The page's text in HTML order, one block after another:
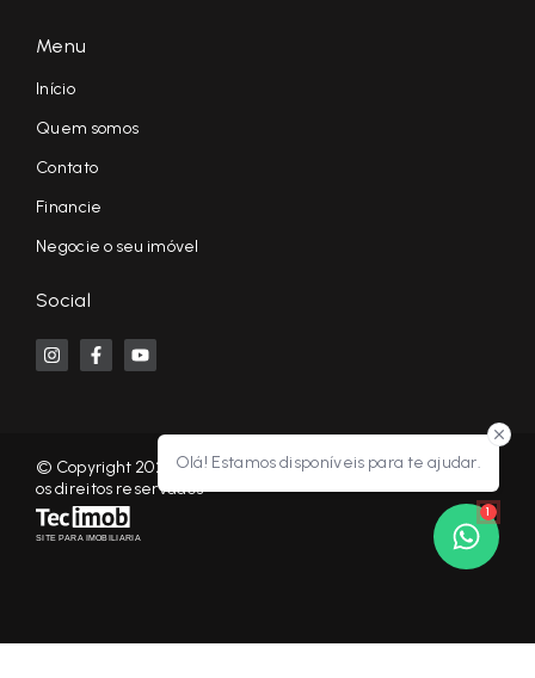
Olá! Estamos disponíveis para te ajudar.
1
Menu
Início
Quem somos
Contato
Financie
Negocie o seu imóvel
Social
© Copyright 2026 - KF NEGÓCIOS IMOBILIÁRIOS RP - Todos
os direitos reservados
SITE PARA IMOBILIARIA